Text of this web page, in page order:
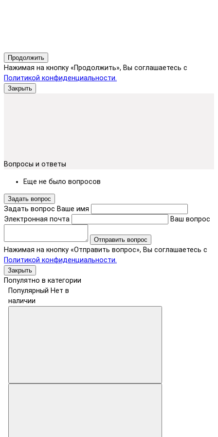
Продолжить
Нажимая на кнопку «Продолжить», Вы соглашаетесь с
Политикой конфиденциальности.
Закрыть
Вопросы и ответы
Еще не было вопросов
Задать вопрос
Задать вопрос Ваше имя
Электронная почта
Ваш вопрос
Отправить вопрос
Нажимая на кнопку «Отправить вопрос», Вы соглашаетесь с
Политикой конфиденциальности.
Закрыть
Популятно в категории
Популярный Нет в
наличии